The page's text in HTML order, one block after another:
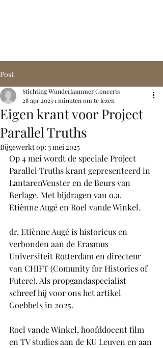
Post
Eigen krant voor Project
Parallel Truths
Stichting Wunderkammer Concerts
28 apr 20251 minuten om te lezen
Bijgewerkt op: 3 mei 2025
Op 4 mei wordt de speciale Project
Parallel Truths krant gepresenteerd in
LantarenVenster en de Beurs van
Berlage. Met bijdragen van o.a.
Etiènne Augé en Roel vande Winkel.
dr. Etiènne Augé is historicus en
verbonden aan de Erasmus
Universiteit Rotterdam en directeur
van CHIFT (Comunity for Histories of
Futere). Als propgandaspecialist
schreef hij voor ons het artikel
Goebbels in 2025.
Roel vande Winkel, hoofddocent film
en TV studies aan de KU Leuven en aan